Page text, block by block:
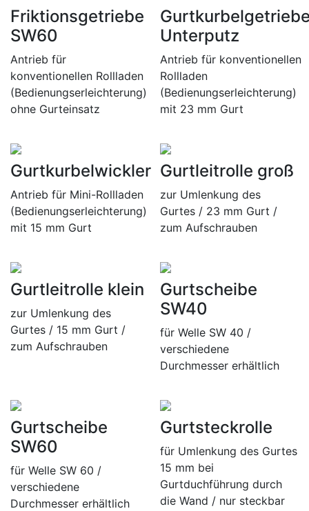
Friktionsgetriebe
SW60
Antrieb für
konventionellen Rollladen
(Bedienungserleichterung)
ohne Gurteinsatz
Unterputz
Antrieb für konventionellen
Rollladen
(Bedienungserleichterung)
mit 23 mm Gurt
Gurtkurbelwickler
Antrieb für Mini-Rollladen
(Bedienungserleichterung)
mit 15 mm Gurt
Gurtleitrolle groß
zur Umlenkung des
Gurtes / 23 mm Gurt /
zum Aufschrauben
Gurtleitrolle klein
zur Umlenkung des
Gurtes / 15 mm Gurt /
zum Aufschrauben
Gurtscheibe
SW40
für Welle SW 40 /
verschiedene
Durchmesser erhältlich
Gurtscheibe
SW60
für Welle SW 60 /
verschiedene
Durchmesser erhältlich
Gurtsteckrolle
für Umlenkung des Gurtes
15 mm bei
Gurtduchführung durch
die Wand / nur steckbar